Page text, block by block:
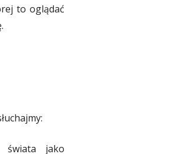
to oglądać
świata jako